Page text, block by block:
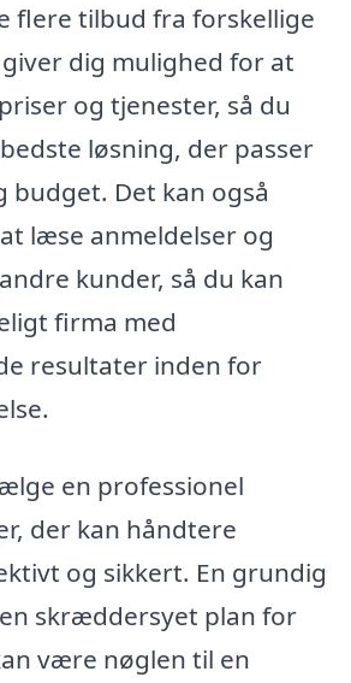
flere tilbud fra forskellige
dig mulighed for at
og tjenester, så du
løsning, der passer
budget. Det kan også
læse anmeldelser og
kunder, så du kan
firma med
resultater inden for
en professionel
der kan håndtere
og sikkert. En grundig
skræddersyet plan for
være nøglen til en